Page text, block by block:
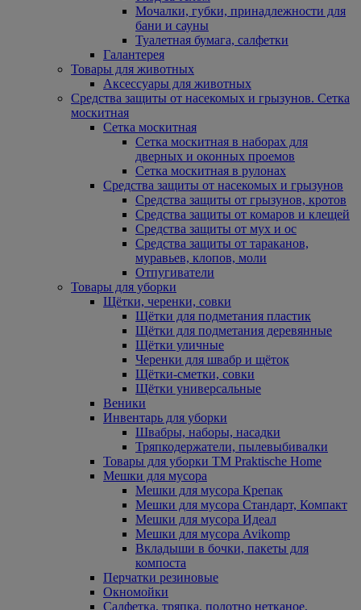
Мочалки, губки, принадлежности для
бани и сауны
Туалетная бумага, салфетки
Галантерея
Товары для животных
Аксессуары для животных
Средства защиты от насекомых и грызунов. Сетка
москитная
Сетка москитная
Сетка москитная в наборах для
дверных и оконных проемов
Сетка москитная в рулонах
Средства защиты от насекомых и грызунов
Средства защиты от грызунов, кротов
Средства защиты от комаров и клещей
Средства защиты от мух и ос
Средства защиты от тараканов,
муравьев, клопов, моли
Отпугиватели
Товары для уборки
Щётки, черенки, совки
Щётки для подметания пластик
Щётки для подметания деревянные
Щётки уличные
Черенки для швабр и щёток
Щётки-сметки, совки
Щётки универсальные
Веники
Инвентарь для уборки
Швабры, наборы, насадки
Тряпкодержатели, пылевыбивалки
Товары для уборки ТМ Praktische Home
Мешки для мусора
Мешки для мусора Крепак
Мешки для мусора Стандарт, Компакт
Мешки для мусора Идеал
Мешки для мусора Avikomp
Вкладыши в бочки, пакеты для
компоста
Перчатки резиновые
Окномойки
Салфетка, тряпка, полотно нетканое,